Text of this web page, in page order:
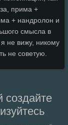
прима +
+ нандролон и
смысла в
не вижу, никому
не советую.